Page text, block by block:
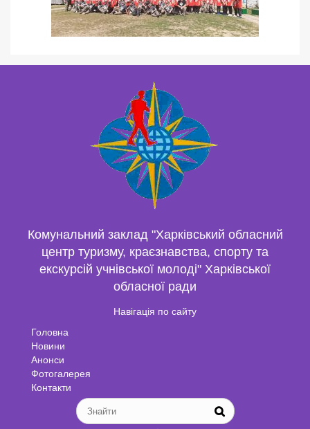
Комунальний заклад "Харківський обласний
центр туризму, краєзнавства, спорту та
екскурсій учнівської молоді" Харківської
обласної ради
Навігація по сайту
Головна
Новини
Анонси
Фотогалерея
Контакти